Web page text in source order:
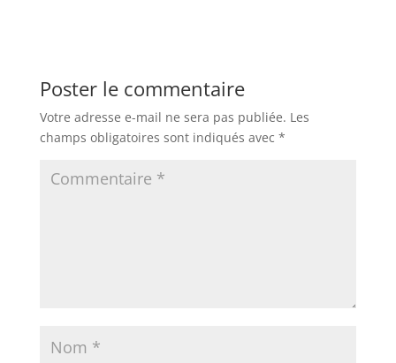
Poster le commentaire
Votre adresse e-mail ne sera pas publiée. Les
champs obligatoires sont indiqués avec *